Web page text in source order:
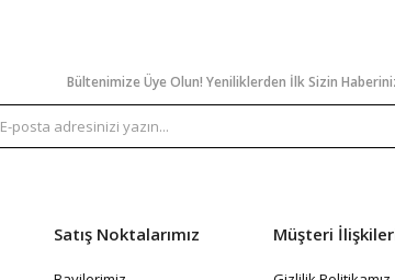
Bültenimize Üye Olun! Yeniliklerden İlk Sizin
Satış Noktalarımız Müşteri